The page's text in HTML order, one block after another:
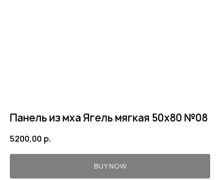
Панель из мха Ягель мягкая 50х80 №08
5200,00 р.
BUY NOW